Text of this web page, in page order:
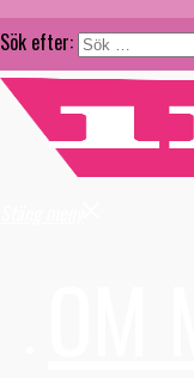
Sök efter: